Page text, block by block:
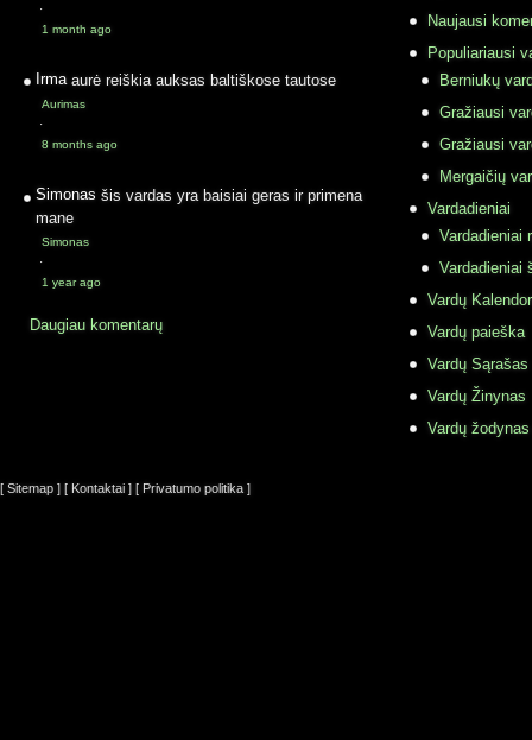
·
1 month ago
Irma aurė reiškia auksas baltiškose tautose
Aurimas
·
8 months ago
Simonas šis vardas yra baisiai geras ir primena
mane
Simonas
·
1 year ago
Daugiau komentarų
Naujausi
Populiariausi
Berniukų
Gražiausi
Gražiausi
Mergaičių
Vardadieniai
Vardadieniai
Vardadieniai
Vardų
Vardų paieška
Vardų Sąrašas
Vardų Žinynas
Vardų
[ Sitemap ] [ Kontaktai ] [ Privatumo politika ]